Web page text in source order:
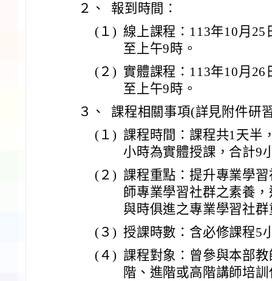
２、
報到時間：
(１) 線上課程：113年10月
至上午9時。
(２) 實體課程：113年10月
至上午9時。
３、
課程相關事項(詳見附件研
(１) 課程時間：課程共1天半
小時為實體授課，合計9
(２) 課程重點：提升專業學
師專業學習社群之素養
與時俱進之專業學習社
(３) 授課時數：含必修課程5
(４) 課程對象：曾參與本部
階、進階或高階講師培